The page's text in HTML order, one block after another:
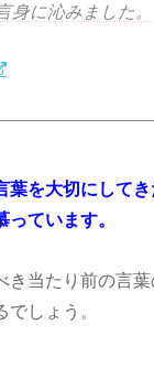
身に沁みました。
葉を大切にして
ています。
き当たり前の言
しょう。